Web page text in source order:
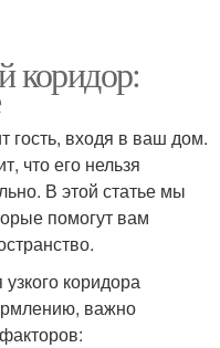
коридор:
гость, входя в ваш дом.
что его нельзя
В этой статье мы
помогут вам
коридора
важно